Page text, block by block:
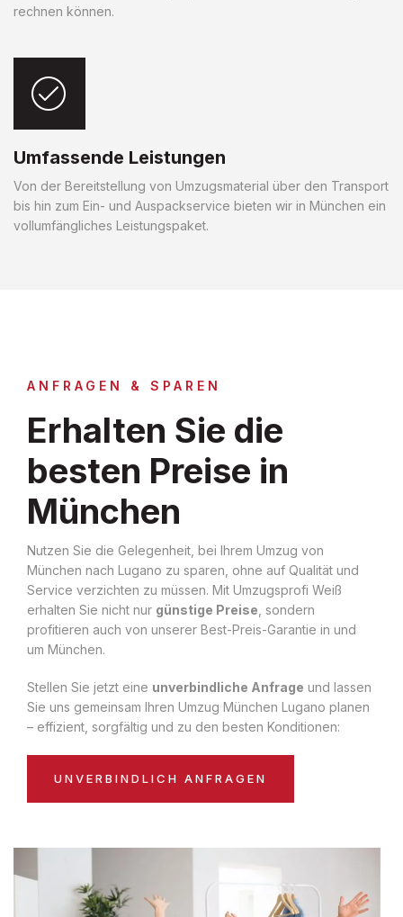
rechnen können.
Umfassende Leistungen
Von der Bereitstellung von Umzugsmaterial über den Transport
bis hin zum Ein- und Auspackservice bieten wir in München ein
vollumfängliches Leistungspaket.
ANFRAGEN & SPAREN
Erhalten Sie die
besten Preise in
München
Nutzen Sie die Gelegenheit, bei Ihrem Umzug von
München nach Lugano zu sparen, ohne auf Qualität und
Service verzichten zu müssen. Mit Umzugsprofi Weiß
erhalten Sie nicht nur günstige Preise , sondern
profitieren auch von unserer Best-Preis-Garantie in und
um München.
Stellen Sie jetzt eine unverbindliche Anfrage und lassen
Sie uns gemeinsam Ihren Umzug München Lugano planen
– effizient, sorgfältig und zu den besten Konditionen:
UNVERBINDLICH ANFRAGEN